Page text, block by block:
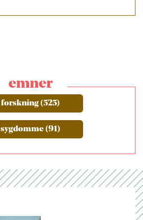
emner
forskning (525)
sygdomme (91)